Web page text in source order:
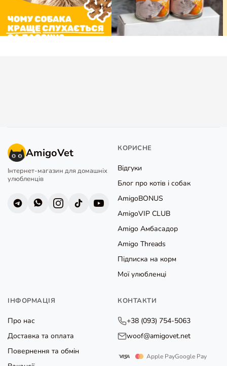
AmigoVet
Інтернет-магазин для домашніх
улюбленців
КОРИСНЕ
Відгуки
Блог про котів і собак
AmigoBONUS
AmigoVIP CLUB
Amigo Амбасадор
Amigo Threads
Підписка на корм
Мої улюбленці
ІНФОРМАЦІЯ
Про нас
Доставка та оплата
Повернення та обмін
КОНТАКТИ
+38 (093) 754-5063
woof@amigovet.net
Apple PayGoogle Pay